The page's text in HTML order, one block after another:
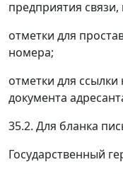
предприятия
отметки для
номера;
отметки для
документа
35.2. Для бланка
Государственный